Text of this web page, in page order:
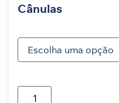
Cânulas